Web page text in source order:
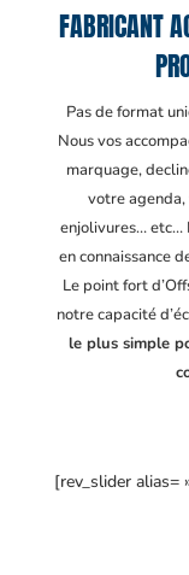
FABRICANT
Pas de format
Nous vos
marquage,
votre
enjolivures… etc…
en connaissance
Le point fort
notre capacité
le plus simple
[rev_slider alias=